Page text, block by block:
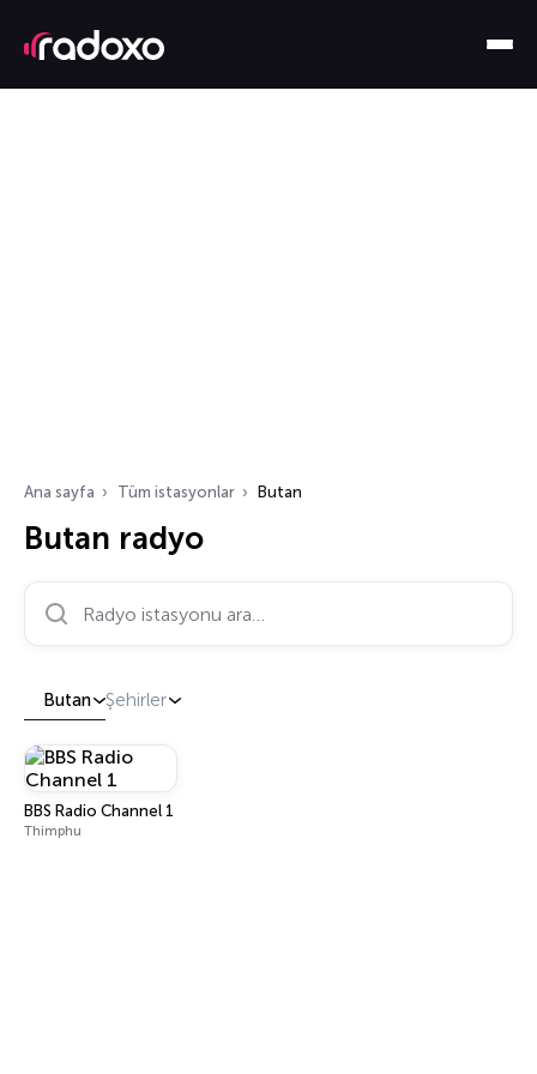
Ana sayfa Tüm istasyonlar Butan
Butan radyo
Radyo istasyonu ara…
Butan Şehirler
BBS Radio Channel 1
Thimphu